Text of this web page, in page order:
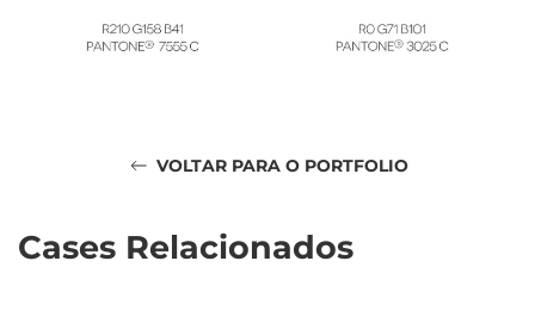
VOLTAR PARA O PORTFOLIO
Cases Relacionados